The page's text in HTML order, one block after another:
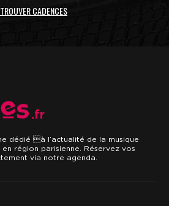
TROUVER CADENCES
.fr
dédié à l’actualité de la musique
région parisienne. Réservez vos
via notre agenda.